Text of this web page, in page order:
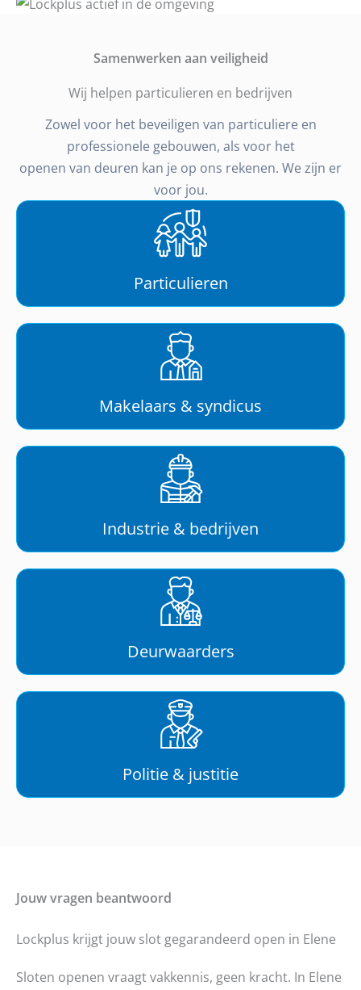
Samenwerken aan veiligheid
Wij helpen particulieren en bedrijven
Zowel voor het beveiligen van particuliere en
professionele gebouwen, als voor het
openen van deuren kan je op ons rekenen. We zijn er
voor jou.
Particulieren
Makelaars & syndicus
Industrie & bedrijven
Deurwaarders
Politie & justitie
Jouw vragen beantwoord
Lockplus krijgt jouw slot gegarandeerd open in Elene
Sloten openen vraagt vakkennis, geen kracht. In Elene